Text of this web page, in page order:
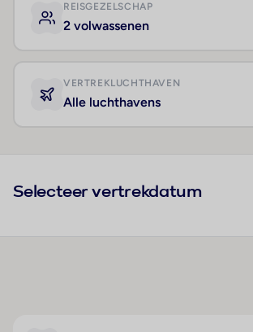
REISGEZELSCHAP
2 volwassenen
VERTREKLUCHTHAVEN
Alle luchthavens
Selecteer vertrekdatum